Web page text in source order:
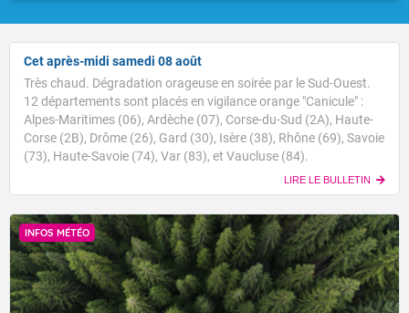
Cet après-midi samedi 08 août
Très chaud. Dégradation orageuse en soirée par le Sud-Ouest.
12 départements sont placés en vigilance orange "Canicule" :
Alpes-Maritimes (06), Ardèche (07), Corse-du-Sud (2A), Haute-
Corse (2B), Drôme (26), Gard (30), Isère (38), Rhône (69), Savoie
(73), Haute-Savoie (74), Var (83), et Vaucluse (84).
LIRE LE BULLETIN
INFOS MÉTÉO